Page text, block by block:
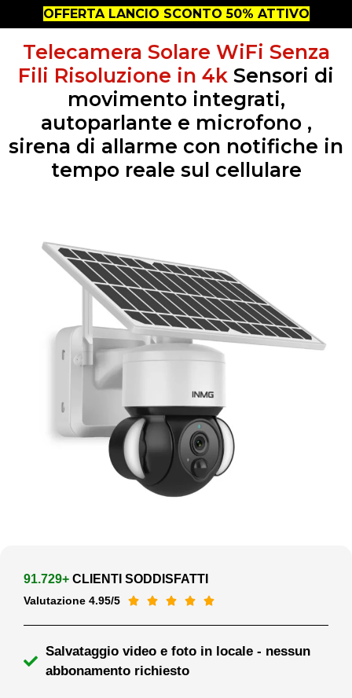
OFFERTA LANCIO SCONTO 50% ATTIVO
Telecamera Solare WiFi Senza
Fili Risoluzione in 4k Sensori di
movimento integrati,
autoparlante e microfono ,
sirena di allarme con notifiche in
tempo reale sul cellulare
91.729+ CLIENTI SODDISFATTI
Valutazione 4.95/5     
Salvataggio video e foto in locale - nessun
abbonamento richiesto